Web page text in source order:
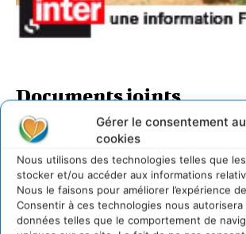
Gérer le consentement
cookies
Nous utilisons des technologies telles que
stocker et/ou accéder aux informations
Nous le faisons pour améliorer l’expérience
Consentir à ces technologies nous
données telles que le comportement de
Documents joints
huile-de-palme-quatre-associations-portent-
LAISSER UN COMMENTAIRE
CONNECTER POUR LAISSER UN